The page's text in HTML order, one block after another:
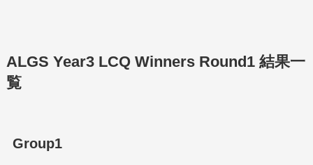
ALGS Year3 LCQ Winners Round1 結果一
覧
Group1